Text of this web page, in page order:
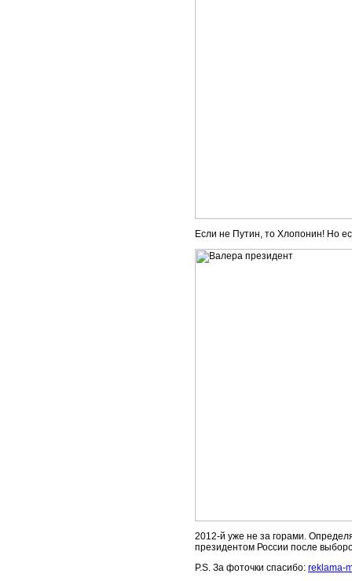
Если не Путин, то Хлопонин! Но
2012-й уже не за горами.
президентом России после
P.S. За фоточки спасибо: reklama-